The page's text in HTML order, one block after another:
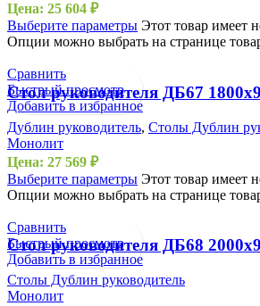
Цена: 25 604 ₽
Выберите параметры Этот товар имеет
Опции можно выбрать на странице
Сравнить
Быстрый просмотр
Добавить в избранное
Стол руководителя ДБ67
Дублин руководитель, Столы Дублин
Монолит
Цена: 27 569 ₽
Выберите параметры Этот товар имеет
Опции можно выбрать на странице
Сравнить
Быстрый просмотр
Добавить в избранное
Стол руководителя ДБ68
Столы Дублин руководитель
Монолит